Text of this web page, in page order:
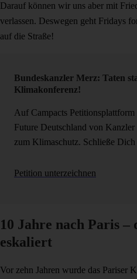
Darauf können wir uns aber mit
verlassen. Deswegen geht Fridays
auf die Straße!
Bundeskanzler Merz: Taten
Klimakonferenz!
Auf Campacts
Future Deutschland von
zum Klimaschutz. Schließe
Petition unterzeichnen
10 Jahre nach Paris
eskaliert
Vor zehn Jahren wurde das Pariser